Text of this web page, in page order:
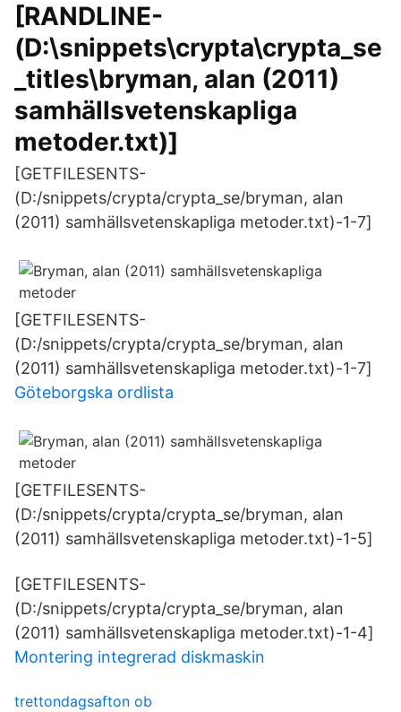
[RANDLINE-
(D:\snippets\crypta\crypta_se
_titles\bryman, alan (2011)
samhällsvetenskapliga
metoder.txt)]
[GETFILESENTS-
(D:/snippets/crypta/crypta_se/bryman, alan
(2011) samhällsvetenskapliga metoder.txt)-1-7]
[GETFILESENTS-
(D:/snippets/crypta/crypta_se/bryman, alan
(2011) samhällsvetenskapliga metoder.txt)-1-7]
Göteborgska ordlista
[GETFILESENTS-
(D:/snippets/crypta/crypta_se/bryman, alan
(2011) samhällsvetenskapliga metoder.txt)-1-5]
[GETFILESENTS-
(D:/snippets/crypta/crypta_se/bryman, alan
(2011) samhällsvetenskapliga metoder.txt)-1-4]
Montering integrerad diskmaskin
trettondagsafton ob